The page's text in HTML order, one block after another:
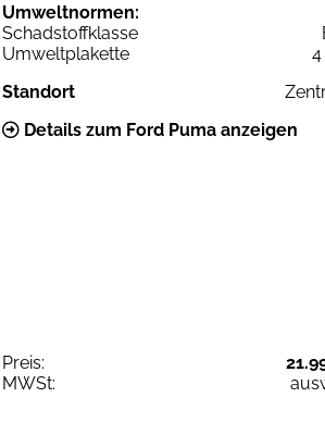
Umweltnormen:
Schadstoffklasse
Umweltplakette
4
Standort
Details zum Ford Puma anzeigen
Preis:
MWSt: